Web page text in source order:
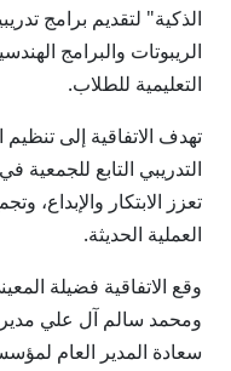
الذكية" لتقديم برامج
الريبوتات والبرامج
التعليمية للطلاب.
تهدف الاتفاقية إلى تنظيم
التدريبي التابع للجمعية
تعزز الابتكار والإبداع،
العملية الحديثة.
وقع الاتفاقية فضيلة
ومحمد سالم آل علي
سعادة المدير العام